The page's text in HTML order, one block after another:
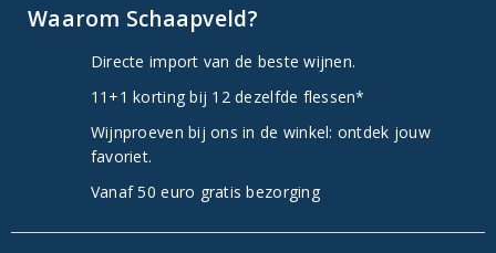
Waarom Schaapveld?
Directe import van de beste wijnen.
11+1 korting bij 12 dezelfde flessen*
Wijnproeven bij ons in de winkel: ontdek jouw
favoriet.
Vanaf 50 euro gratis bezorging